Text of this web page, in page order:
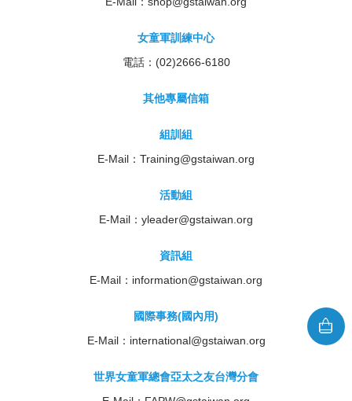
女童軍訓練中心
電話：(02)2666-6180
其他專屬信箱
組訓組
E-Mail： Training@gstaiwan.org
活動組
E-Mail： yleader@gstaiwan.org
資訊組
E-Mail： information@gstaiwan.org
國際事務(國內用)
E-Mail： international@gstaiwan.org
世界女童軍總會亞太之友台灣分會